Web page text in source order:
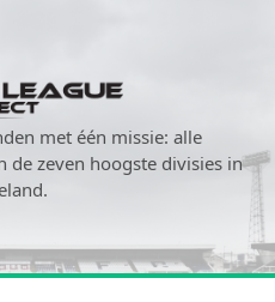
met één missie: alle
de zeven hoogste divisies in